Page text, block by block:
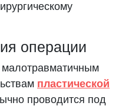
операции
малотравматичным
пластической
проводится под